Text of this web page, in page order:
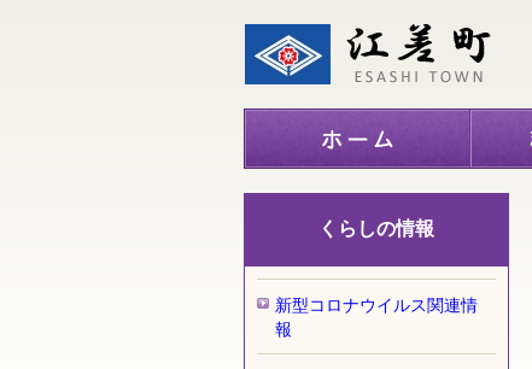
くらしの情報
新型コロナウイルス関連情
報